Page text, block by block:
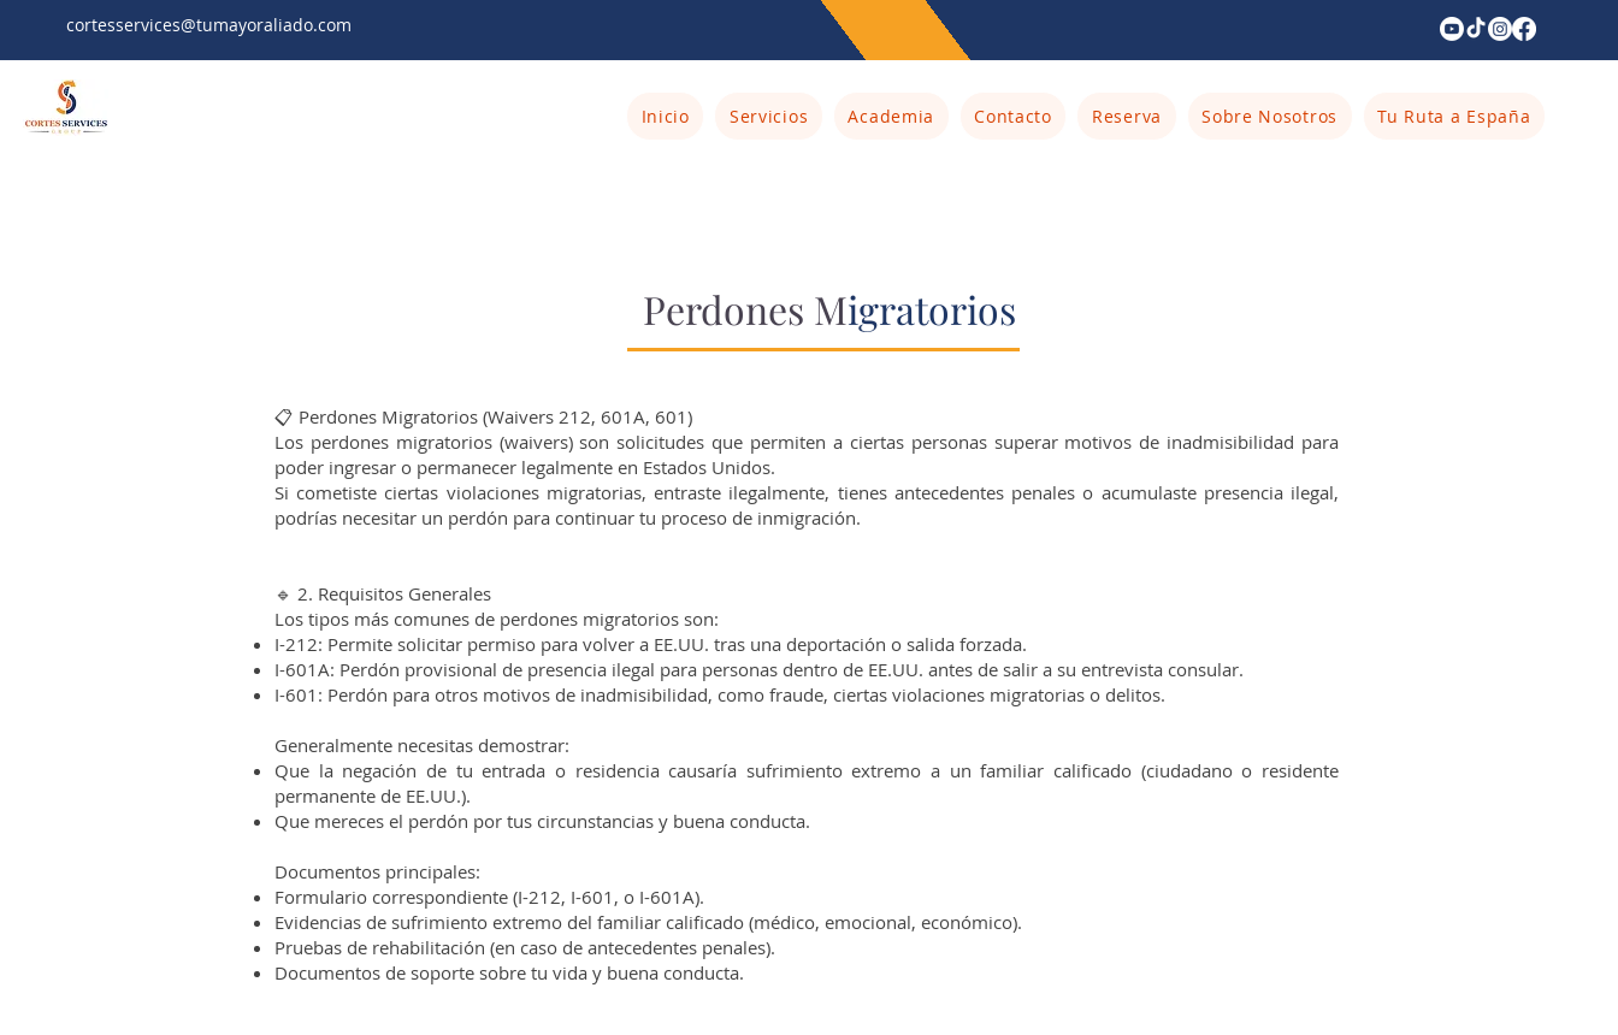
cortesservices@tumayoraliado.com
Inicio Servicios Academia Contacto Reserva Sobre Nosotros Tu Ruta a España
Perdones Migratorios
📋 Perdones Migratorios (Waivers 212, 601A, 601)
Los perdones migratorios (waivers) son solicitudes que permiten a ciertas personas superar motivos de inadmisibilidad para
poder ingresar o permanecer legalmente en Estados Unidos.
Si cometiste ciertas violaciones migratorias, entraste ilegalmente, tienes antecedentes penales o acumulaste presencia ilegal,
podrías necesitar un perdón para continuar tu proceso de inmigración.
🔹 2. Requisitos Generales
Los tipos más comunes de perdones migratorios son:
I-212: Permite solicitar permiso para volver a EE.UU. tras una deportación o salida forzada.
I-601A: Perdón provisional de presencia ilegal para personas dentro de EE.UU. antes de salir a su entrevista consular.
I-601: Perdón para otros motivos de inadmisibilidad, como fraude, ciertas violaciones migratorias o delitos.
Generalmente necesitas demostrar:
Que la negación de tu entrada o residencia causaría sufrimiento extremo a un familiar calificado (ciudadano o residente
permanente de EE.UU.).
Que mereces el perdón por tus circunstancias y buena conducta.
Documentos principales:
Formulario correspondiente (I-212, I-601, o I-601A).
Evidencias de sufrimiento extremo del familiar calificado (médico, emocional, económico).
Pruebas de rehabilitación (en caso de antecedentes penales).
Documentos de soporte sobre tu vida y buena conducta.